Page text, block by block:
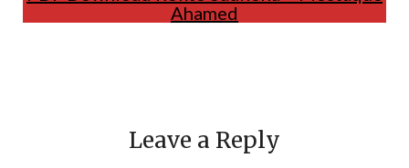
Ahamed
Leave a Reply